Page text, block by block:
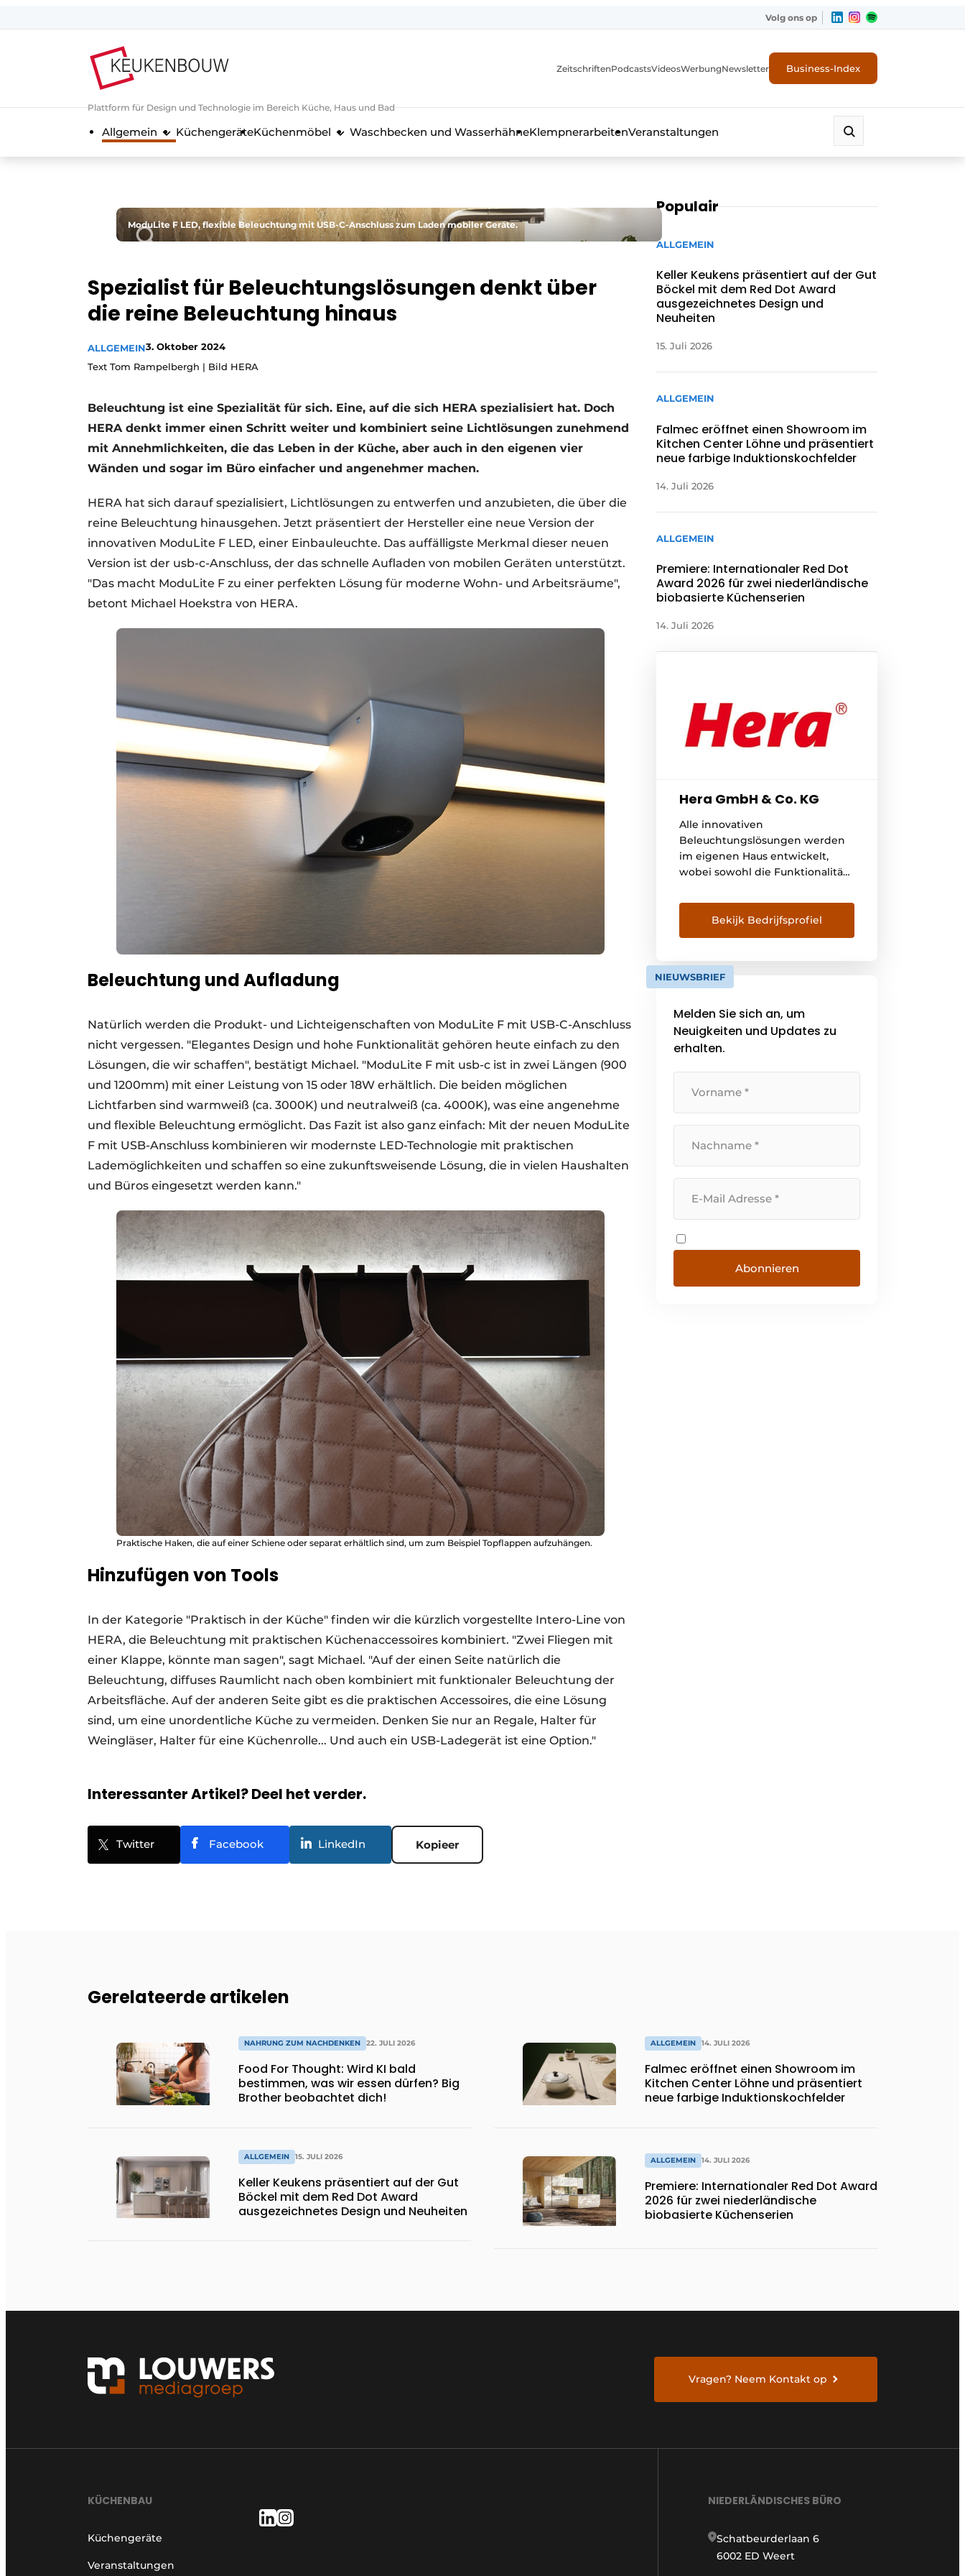
Allgemeine Bedingungen und Konditionen
Direkter Kontakt
Magazin-Anfrage
Meist gelesen
Podcasts
Datenschutz / Cookie-Erklärung
Offene Stellen
Volg ons op
Plattform für Design und Technologie im Bereich Küche, Haus und Bad
ZeitschriftenPodcastsVideosWerbungNewsletter Business-Index
Allgemein KüchengeräteKüchenmöbel Waschbecken und WasserhähneKlempnerarbeitenVeranstaltungen
ModuLite F LED, flexible Beleuchtung mit USB-C-Anschluss zum Laden mobiler Geräte.
Spezialist für Beleuchtungslösungen denkt über
die reine Beleuchtung hinaus
ALLGEMEIN3. Oktober 2024
Text Tom Rampelbergh | Bild HERA
Beleuchtung ist eine Spezialität für sich. Eine, auf die sich HERA spezialisiert hat. Doch
HERA denkt immer einen Schritt weiter und kombiniert seine Lichtlösungen zunehmend
mit Annehmlichkeiten, die das Leben in der Küche, aber auch in den eigenen vier
Wänden und sogar im Büro einfacher und angenehmer machen.
HERA hat sich darauf spezialisiert, Lichtlösungen zu entwerfen und anzubieten, die über die
reine Beleuchtung hinausgehen. Jetzt präsentiert der Hersteller eine neue Version der
innovativen ModuLite F LED, einer Einbauleuchte. Das auffälligste Merkmal dieser neuen
Version ist der usb-c-Anschluss, der das schnelle Aufladen von mobilen Geräten unterstützt.
"Das macht ModuLite F zu einer perfekten Lösung für moderne Wohn- und Arbeitsräume",
betont Michael Hoekstra von HERA.
Beleuchtung und Aufladung
Natürlich werden die Produkt- und Lichteigenschaften von ModuLite F mit USB-C-Anschluss
nicht vergessen. "Elegantes Design und hohe Funktionalität gehören heute einfach zu den
Lösungen, die wir schaffen", bestätigt Michael. "ModuLite F mit usb-c ist in zwei Längen (900
und 1200mm) mit einer Leistung von 15 oder 18W erhältlich. Die beiden möglichen
Lichtfarben sind warmweiß (ca. 3000K) und neutralweiß (ca. 4000K), was eine angenehme
und flexible Beleuchtung ermöglicht. Das Fazit ist also ganz einfach: Mit der neuen ModuLite
F mit USB-Anschluss kombinieren wir modernste LED-Technologie mit praktischen
Lademöglichkeiten und schaffen so eine zukunftsweisende Lösung, die in vielen Haushalten
und Büros eingesetzt werden kann."
Praktische Haken, die auf einer Schiene oder separat erhältlich sind, um zum Beispiel Topflappen aufzuhängen.
Hinzufügen von Tools
In der Kategorie "Praktisch in der Küche" finden wir die kürzlich vorgestellte Intero-Line von
HERA, die Beleuchtung mit praktischen Küchenaccessoires kombiniert. "Zwei Fliegen mit
einer Klappe, könnte man sagen", sagt Michael. "Auf der einen Seite natürlich die
Beleuchtung, diffuses Raumlicht nach oben kombiniert mit funktionaler Beleuchtung der
Arbeitsfläche. Auf der anderen Seite gibt es die praktischen Accessoires, die eine Lösung
sind, um eine unordentliche Küche zu vermeiden. Denken Sie nur an Regale, Halter für
Weingläser, Halter für eine Küchenrolle... Und auch ein USB-Ladegerät ist eine Option."
Interessanter Artikel? Deel het verder.
Twitter Facebook LinkedIn Kopieer
Populair
ALLGEMEIN
Keller Keukens präsentiert auf der Gut
Böckel mit dem Red Dot Award
ausgezeichnetes Design und
Neuheiten
15. Juli 2026
ALLGEMEIN
Falmec eröffnet einen Showroom im
Kitchen Center Löhne und präsentiert
neue farbige Induktionskochfelder
14. Juli 2026
ALLGEMEIN
Premiere: Internationaler Red Dot
Award 2026 für zwei niederländische
biobasierte Küchenserien
14. Juli 2026
Hera GmbH & Co. KG
Alle innovativen
Beleuchtungslösungen werden
im eigenen Haus entwickelt,
wobei sowohl die Funktionalität
attraktives Design der Leuchten
im Vordergrund stehen. Die
Mission von Hera: hochwertiges
Verpackung zu liefern und es
dorthin zu bringen, wo es
Bekijk Bedrijfsprofiel
NIEUWSBRIEF
Melden Sie sich an, um
Neuigkeiten und Updates zu
erhalten.
Abonnieren
Gerelateerde artikelen
NAHRUNG ZUM NACHDENKEN 22. JULI 2026
Food For Thought: Wird KI bald
bestimmen, was wir essen dürfen? Big
Brother beobachtet dich!
ALLGEMEIN 15. JULI 2026
Keller Keukens präsentiert auf der Gut
Böckel mit dem Red Dot Award
ausgezeichnetes Design und Neuheiten
ALLGEMEIN 14. JULI 2026
Falmec eröffnet einen Showroom im
Kitchen Center Löhne und präsentiert
neue farbige Induktionskochfelder
ALLGEMEIN 14. JULI 2026
Premiere: Internationaler Red Dot Award
2026 für zwei niederländische
biobasierte Küchenserien
Vragen? Neem Kontakt op
KÜCHENBAU
Küchengeräte
Veranstaltungen
NIEDERLÄNDISCHES BÜRO
Schatbeurderlaan 6
6002 ED Weert